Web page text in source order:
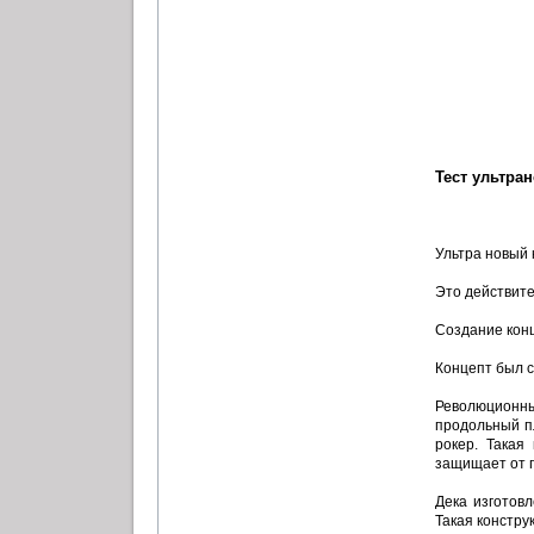
Тест
Ультра новый
Это
Создание
Концепт был
продольный
рокер.
защищает от
Дека
Такая